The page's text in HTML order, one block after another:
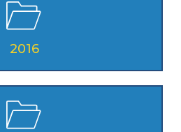
2016